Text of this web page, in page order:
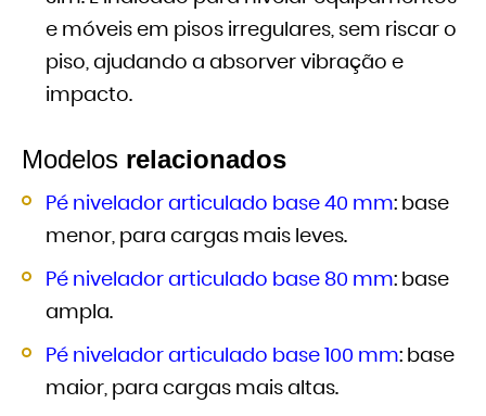
e móveis em pisos irregulares, sem riscar o
piso, ajudando a absorver vibração e
impacto.
Modelos relacionados
Pé nivelador articulado base 40 mm: base
menor, para cargas mais leves.
Pé nivelador articulado base 80 mm: base
ampla.
Pé nivelador articulado base 100 mm: base
maior, para cargas mais altas.